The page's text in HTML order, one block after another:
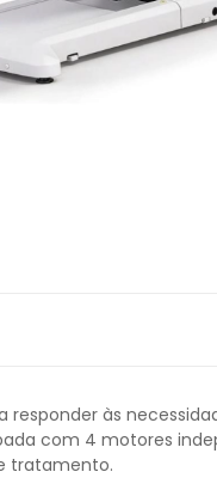
responder às
com 4 motores
tratamento.